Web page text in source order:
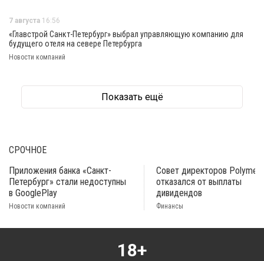
7 августа 16:56
«Главстрой Санкт-Петербург» выбрал управляющую компанию для
будущего отеля на севере Петербурга
Новости компаний
Показать ещё
СРОЧНОЕ
Приложения банка «Санкт-
Петербург» стали недоступны
в GooglePlay
Новости компаний
Совет директоров
отказался от выплаты
дивидендов
Финансы
18+